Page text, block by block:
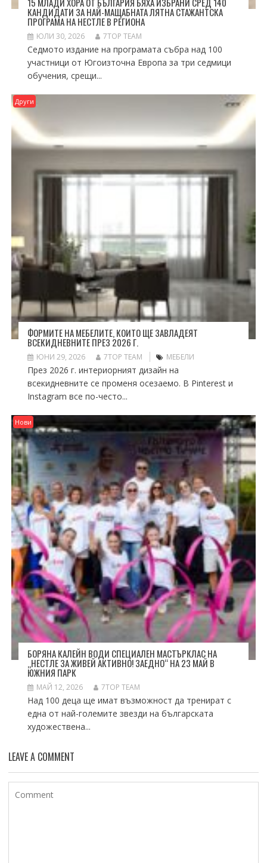
КАНДИДАТИ ЗА НАЙ-МАЩАБНАТА ЛЯТНА СТАЖАНТСКА
ПРОГРАМА НА НЕСТЛЕ В РЕГИОНА
ЮЛИ 30, 2026 7TOP TEAM
Седмото издание на програмата събра над 100
участници от Югоизточна Европа за три седмици
обучения, срещи...
Други
ФОРМИТЕ НА МЕБЕЛИТЕ, КОИТО ЩЕ ЗАВЛАДЕЯТ
ВСЕКИДНЕВНИТЕ ПРЕЗ 2026 Г.
ЮНИ 29, 2026 7TOP TEAM МЕБЕЛИ
През 2026 г. интериорният дизайн на
всекидневните се променя осезаемо. В Pinterest и
Instagram все по-често...
Нови
БОРЯНА КАЛЕЙН ВОДИ СПЕЦИАЛЕН МАСТЪРКЛАС НА
„НЕСТЛЕ ЗА ЖИВЕЙ АКТИВНО! ЗАЕДНО“ НА 23 МАЙ В
ЮЖНИЯ ПАРК
МАЙ 12, 2026 7TOP TEAM
Над 100 деца ще имат възможност да тренират с
една от най-големите звезди на българската
художествена...
LEAVE A COMMENT